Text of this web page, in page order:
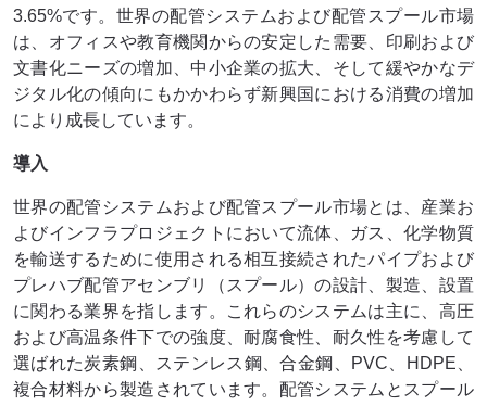
3.65%です。世界の配管システムおよび配管スプール市場
は、オフィスや教育機関からの安定した需要、印刷および
文書化ニーズの増加、中小企業の拡大、そして緩やかなデ
ジタル化の傾向にもかかわらず新興国における消費の増加
により成長しています。
導入
世界の配管システムおよび配管スプール市場とは、産業お
よびインフラプロジェクトにおいて流体、ガス、化学物質
を輸送するために使用される相互接続されたパイプおよび
プレハブ配管アセンブリ（スプール）の設計、製造、設置
に関わる業界を指します。これらのシステムは主に、高圧
および高温条件下での強度、耐腐食性、耐久性を考慮して
選ばれた炭素鋼、ステンレス鋼、合金鋼、PVC、HDPE、
複合材料から製造されています。配管システムとスプール